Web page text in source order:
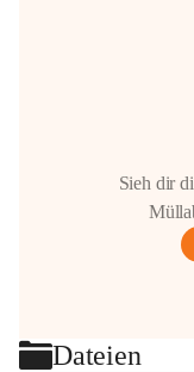
Sieh dir
Dateien